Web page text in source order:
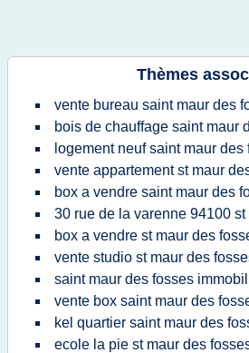
Thèmes
vente bureau saint maur des
bois de chauffage saint maur
logement neuf saint maur des
vente appartement st maur
box a vendre saint maur des
30 rue de la varenne 94100
box a vendre st maur des
vente studio st maur des
saint maur des fosses
vente box saint maur des
kel quartier saint maur des
ecole la pie st maur des